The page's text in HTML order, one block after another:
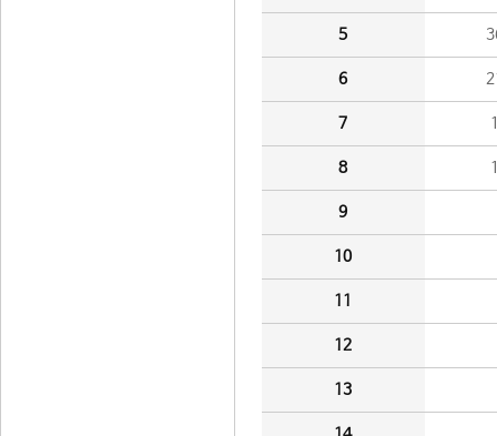
5
6
7
8
9
10
11
12
13